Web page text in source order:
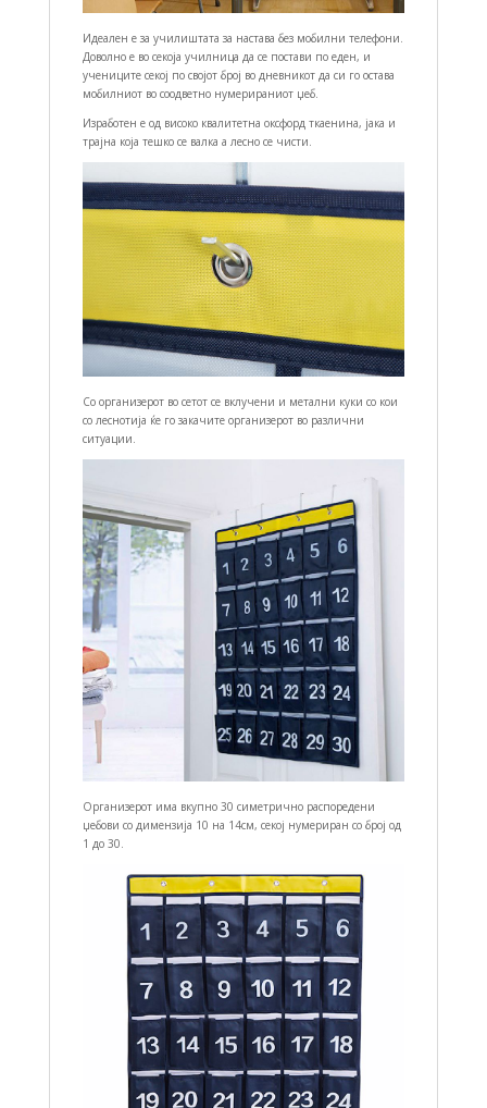
Идеален е за училиштата за настава без мобилни телефони.
Доволно е во секоја училница да се постави по еден, и
учениците секој по својот број во дневникот да си го остава
мобилниот во соодветно нумерираниот џеб.
Изработен е од високо квалитетна оксфорд ткаенина, јака и
трајна која тешко се валка а лесно се чисти.
Со организерот во сетот се вклучени и метални куки со кои
со леснотија ќе го закачите организерот во различни
ситуации.
Организерот има вкупно 30 симетрично распоредени
џебови со димензија 10 на 14см, секој нумериран со број од
1 до 30.